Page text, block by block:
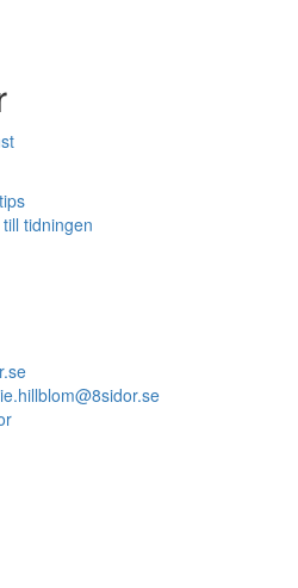
tidningen